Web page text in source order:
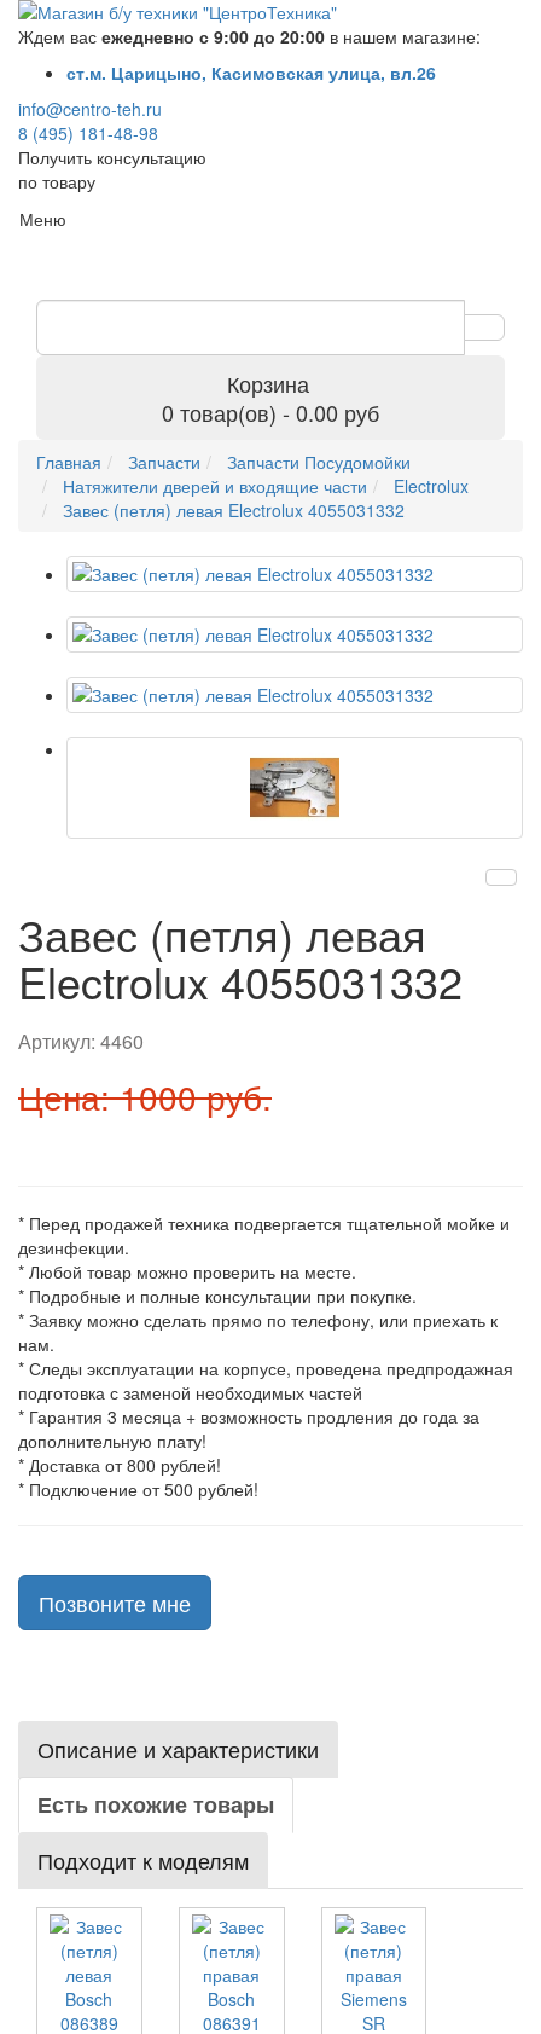
Ждем вас ежедневно с 9:00 до 20:00 в нашем магазине:
ст.м. Царицыно, Касимовская улица, вл.26
info@centro-teh.ru
8 (495) 181-48-98
Получить консультацию
по товару
Меню
Корзина
0 товар(ов) - 0.00 руб
Главная Запчасти
Запчасти Посудомойки
Натяжители дверей и входящие части
Electrolux
Завес (петля) левая Electrolux 4055031332
Завес (петля) левая
Electrolux 4055031332
Артикул: 4460
Цена: 1000 руб.
* Перед продажей техника подвергается тщательной мойке и
дезинфекции.
* Любой товар можно проверить на месте.
* Подробные и полные консультации при покупке.
* Заявку можно сделать прямо по телефону, или приехать к
нам.
* Следы эксплуатации на корпусе, проведена предпродажная
подготовка с заменой необходимых частей
* Гарантия 3 месяца + возможность продления до года за
дополнительную плату!
* Доставка от 800 рублей!
* Подключение от 500 рублей!
Позвоните мне
Описание и характеристики
Есть похожие товары
Подходит к моделям